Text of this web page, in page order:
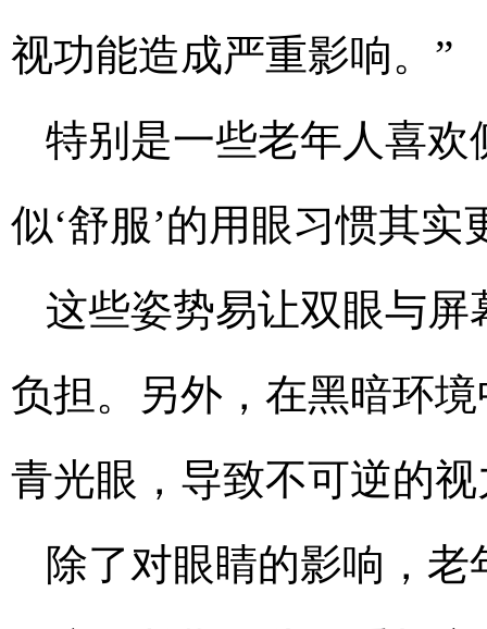
视功能造成严重影响。”
特别是一些老年人喜欢
似‘舒服’的用眼习惯其实
这些姿势易让双眼与
负担。另外，在黑暗环
青光眼，导致不可逆的
除了对眼睛的影响，